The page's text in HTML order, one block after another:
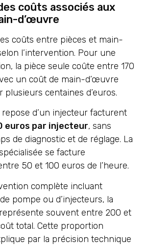
coûts associés aux
d’œuvre
coûts entre pièces et main-
l’intervention. Pour une
la pièce seule coûte entre 170
un coût de main-d’œuvre
plusieurs centaines d’euros.
repose d’un injecteur facturent
euros par injecteur, sans
de diagnostic et de réglage. La
se facture
50 et 100 euros de l’heure.
complète incluant
pompe ou d’injecteurs, la
souvent entre 200 et
total. Cette proportion
par la précision technique